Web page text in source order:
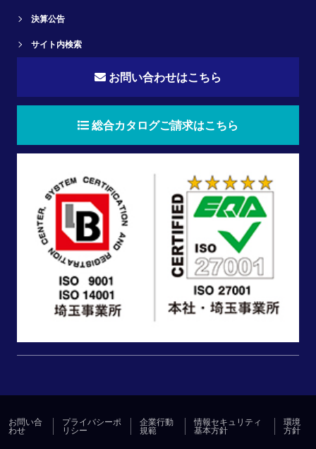
決算公告
サイト内検索
お問い合わせはこちら
総合カタログご請求はこちら
お問い合
わせ
プライバシーポ
リシー
企業行動
規範
情報セキュリティ
基本方針
環境
方針